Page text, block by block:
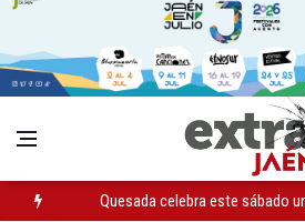
Quesada celebra este sábado